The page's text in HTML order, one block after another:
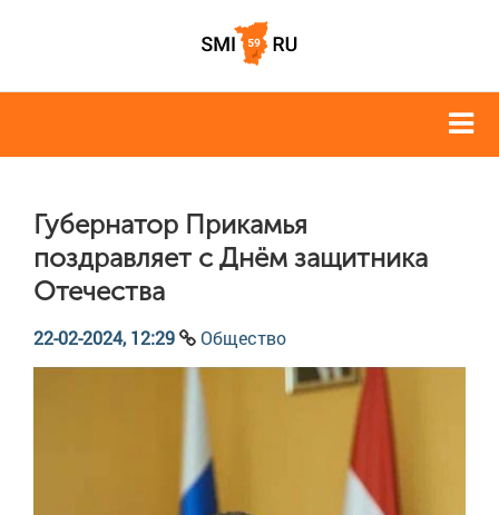
Губернатор Прикамья
поздравляет с Днём защитника
Отечества
22-02-2024, 12:29 Общество